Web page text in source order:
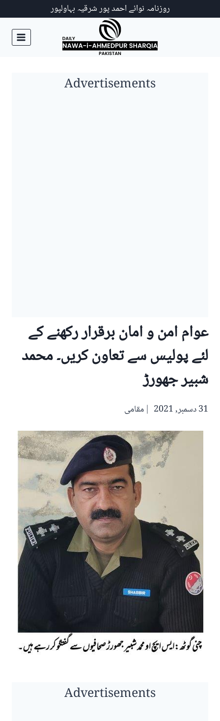
روزنامہ نوائے احمد پور شرقیہ بہاولپور
Advertisements
عوام امن و امان برقرار رکھنے کے
لئے پولیس سے تعاون کریں۔ محمد
شبیر جھورڑ
31 دسمبر, 2021 مقامی
Advertisements